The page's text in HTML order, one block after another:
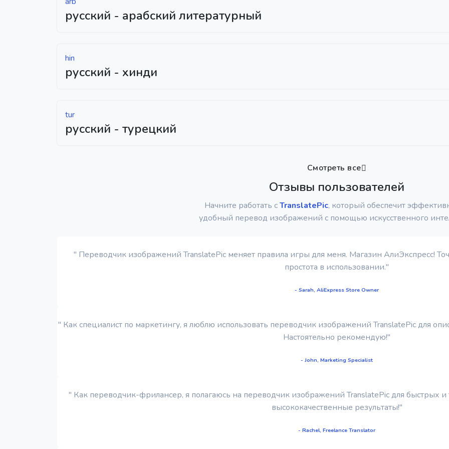
русский - арабский литературный
hin
русский - хинди
tur
русский - турецкий
Смотреть все
Отзывы пользователей
Начните работать сTranslatePic, который обеспечит
удобный перевод изображений с помощью искусственного
" Переводчик изображений TranslatePic меняет правила игры для меня. Магазин АлиЭкспресс!
простота в использовании."
- Sarah, AliExpress Store Owner
" Как специалист по маркетингу, я люблю использовать переводчик изображений TranslatePic для
Настоятельно рекомендую!"
- John, Marketing Specialist
" Как переводчик-фрилансер, я полагаюсь на переводчик изображений TranslatePic для быстрых
высококачественные результаты!"
- Rachel, Freelance Translator